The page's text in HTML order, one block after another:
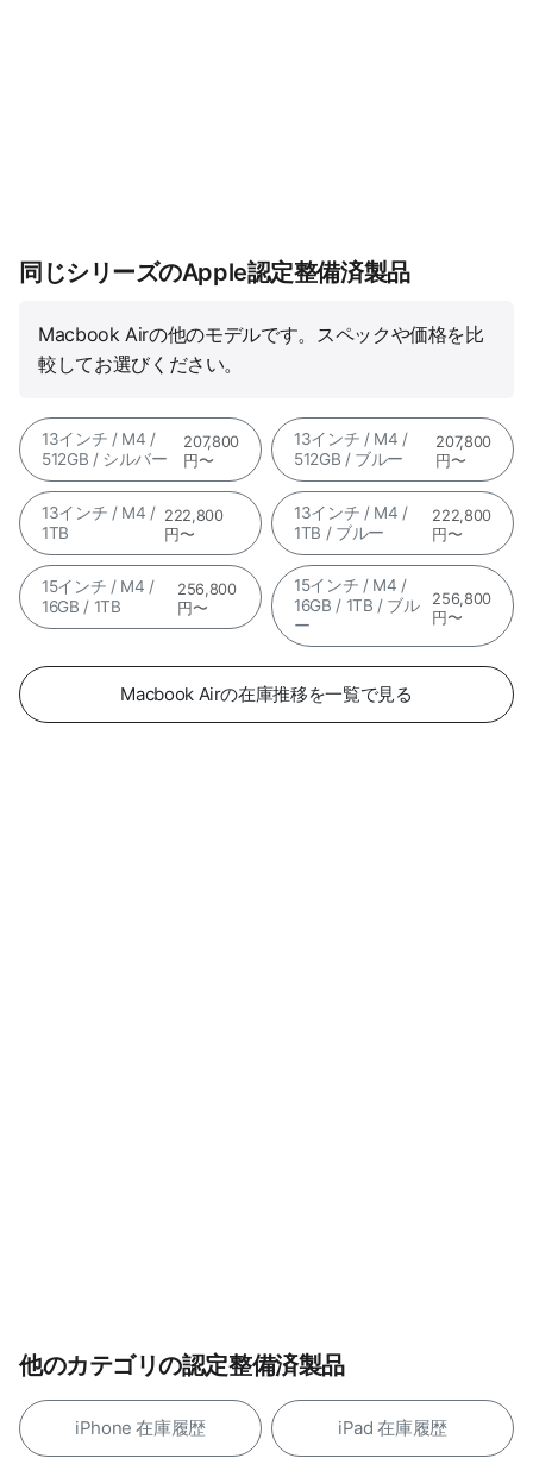
同じシリーズのApple認定整備済製品
Macbook Airの他のモデルです。スペックや価格を比
較してお選びください。
13インチ / M4 /
512GB / シルバー
207,800
円〜
13インチ / M4 /
512GB / ブルー
207,800
円〜
13インチ / M4 /
1TB
222,800
円〜
13インチ / M4 /
1TB / ブルー
222,800
円〜
15インチ / M4 /
16GB / 1TB
256,800
円〜
15インチ / M4 /
16GB / 1TB / ブル
ー
256,800
円〜
Macbook Airの在庫推移を一覧で見る
他のカテゴリの認定整備済製品
iPhone 在庫履歴 iPad 在庫履歴